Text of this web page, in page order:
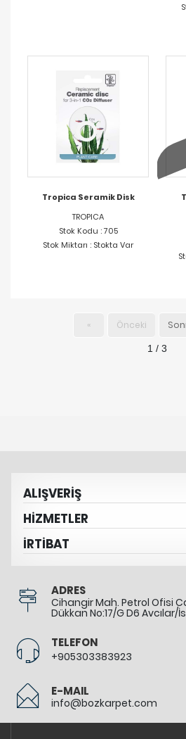
Tropica Seramik Disk
TROPICA
Stok Kodu : 705
Stok Miktarı : Stokta Var
« Önceki
1 / 3
ALIŞVERİŞ
HİZMETLER
İRTİBAT
ADRES
Cihangir Mah. Petrol Ofisi
Dükkan No:17/G D6 Avcılar/
TELEFON
+905303383923
E-MAIL
info@bozkarpet.com